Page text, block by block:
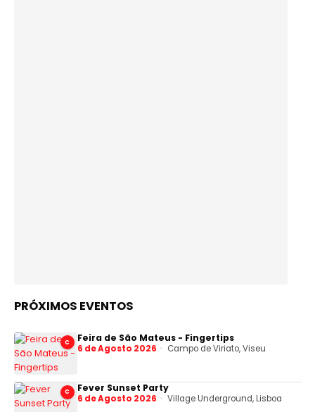
PRÓXIMOS EVENTOS
C Feira de São Mateus - Fingertips
6 de Agosto 2026 Campo de Viriato, Viseu
C Fever Sunset Party
6 de Agosto 2026 Village Underground, Lisboa